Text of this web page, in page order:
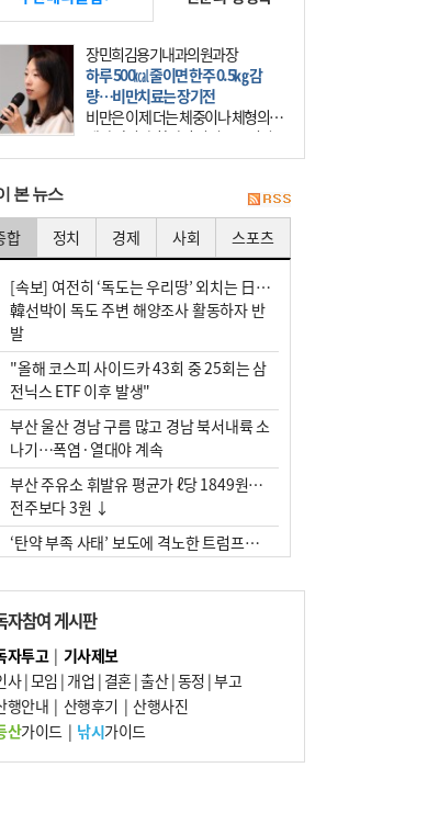
장민희김용기내과의원과장
하루 500㎉ 줄이면 한주 0.5㎏ 감
량…비만치료는 장기전
비만은 이제 더는 체중이나 체형의 문
제가 아니다. 하나의 질병으로 인지
하고 치료와 관리를 해야 한다. 세계
본 뉴스
합 정치 경제 사회 스포츠
[속보] 여전히 ‘독도는 우리땅’ 외치는 日…
韓선박이 독도 주변 해양조사 활동하자 반
발
"올해 코스피 사이드카 43회 중 25회는 삼
전닉스 ETF 이후 발생"
부산 울산 경남 구름 많고 경남 북서내륙 소
나기…폭염·열대야 계속
부산 주유소 휘발유 평균가 ℓ당 1849원…
전주보다 3원 ↓
‘탄약 부족 사태’ 보도에 격노한 트럼프…
물선 적발
[2026 부산청소년극지체험탐험대 현장르
포] 2회 : 하늘에서 만난 얼음의 나라
입추 지났지만 푹푹 찐다…온열질환자 10
년 만에 3배
자참여 게시판
자투고| 기사제보
사|모임 | 개업 | 결혼|출산|동정 |부고
행안내 | 산행후기 | 산행사진
산가이드| 낚시가이드